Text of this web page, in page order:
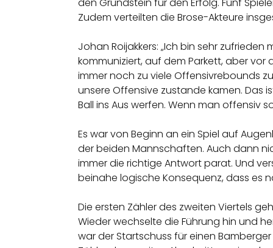
Zudem verteilten die Brose-Akteure
Johan Roijakkers: „Ich bin sehr
kommuniziert, auf dem Parkett, aber vor
immer noch zu viele Offensivrebounds
unsere Offensive zustande kamen. Das
Ball ins Aus werfen. Wenn man offensiv
Es war von Beginn an ein Spiel auf
der beiden Mannschaften. Auch dann
immer die richtige Antwort parat. Und
beinahe logische Konsequenz, dass es
Die ersten Zähler des zweiten Viertels
Wieder wechselte die Führung hin und
war der Startschuss für einen